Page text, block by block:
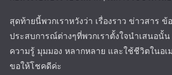
สุดท้ายนี้พวกเราหวังว่า เรื่องราว ข่าวสาร
ประสบการณ์ต่างๆที่พวกเราตั้งใจนำเสนอนั้
ความรู้ มุมมอง หลากหลาย และใช้ชีวิตในอเ
ขอให้โชคดีค่ะ